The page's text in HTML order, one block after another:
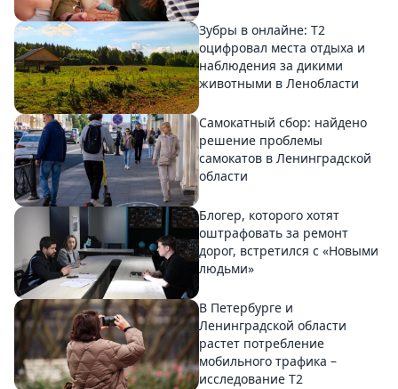
Зубры в онлайне: Т2
оцифровал места отдыха и
наблюдения за дикими
животными в Ленобласти
Самокатный сбор: найдено
решение проблемы
самокатов в Ленинградской
области
Блогер, которого хотят
оштрафовать за ремонт
дорог, встретился с «Новыми
людьми»
В Петербурге и
Ленинградской области
растет потребление
мобильного трафика –
исследование T2